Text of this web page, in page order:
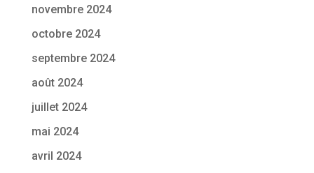
novembre 2024
octobre 2024
septembre 2024
août 2024
juillet 2024
mai 2024
avril 2024